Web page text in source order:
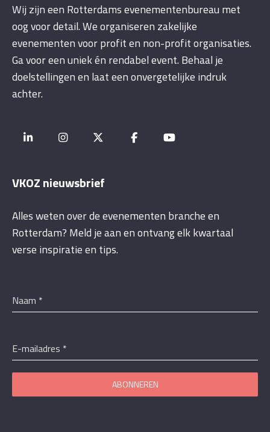
Wij zijn een Rotterdams evenementenbureau met
oog voor detail. We organiseren zakelijke
evenementen voor profit en non-profit organisaties.
Ga voor een uniek én rendabel event. Behaal je
doelstellingen en laat een onvergetelijke indruk
achter.
VKOZ nieuwsbrief
Alles weten over de evenementen branche en
Rotterdam? Meld je aan en ontvang elk kwartaal
verse inspiratie en tips.
Naam *
E-mailadres *
ABONNEREN